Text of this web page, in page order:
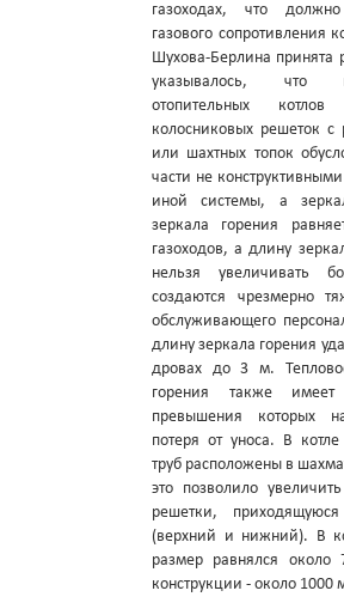
газоходах, что
газового сопротивления
Шухова-Берлина
указывалось, что
отопительных
колосниковых решеток
или шахтных топок
части не
иной системы, а
зеркала горения
газоходов, а длину
нельзя увеличивать
создаются чрезмерно
обслуживающего
длину зеркала горения
дровах до 3 м.
горения также
превышения которых
потеря от уноса. В
труб расположены в
это позволило
решетки,
(верхний и нижний). В
размер равнялся
конструкции - около 1000